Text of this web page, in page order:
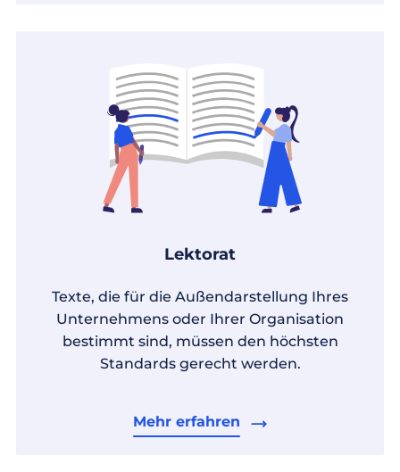
Lektorat
Texte, die für die Außendarstellung Ihres
Unternehmens oder Ihrer Organisation
bestimmt sind, müssen den höchsten
Standards gerecht werden.
Mehr erfahren